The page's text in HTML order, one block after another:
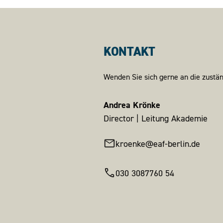
KONTAKT
Wenden Sie sich gerne an die
Andrea Krönke
Director | Leitung Akademie
kroenke@eaf-berlin.de
030 3087760 54